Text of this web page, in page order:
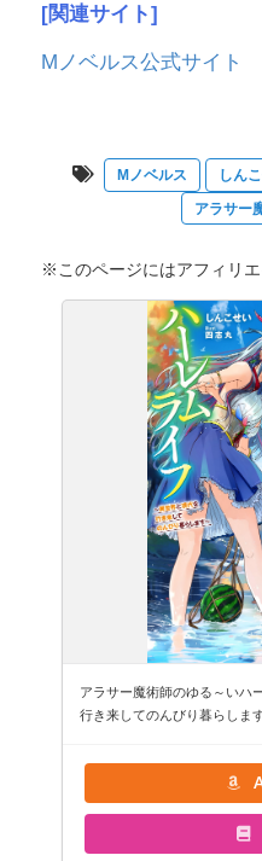
[関連サイト]
Mノベルス公式サイト
Mノベルス しん
アラサー
※このページにはアフィリ
アラサー魔術師のゆる～い
行き来してのんびり暮らしま